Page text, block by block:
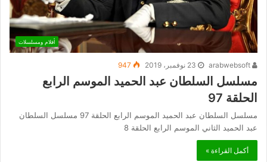
أفلام ومسلسلات
23 نوفمبر، 2019 947
مسلسل السلطان عبد الحميد الموسم الرابع
الحلقة 97
مسلسل السلطان عبد الحميد الموسم الرابع الحلقة 97 مسلسل السلطان
عبد الحميد الثاني الموسم الرابع الحلقة 8
أكمل القراءة »